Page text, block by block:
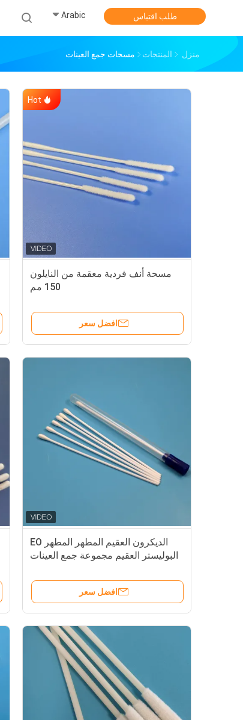
Arabic طلب اقتباس
منزل المنتجات مسحات جمع العينات
Hot
مسحة أنف فردية معقمة من النايلون
150 مم
افضل سعر
الديكرون العقيم المطهر المطهر EO
البوليستر العقيم مجموعة جمع العينات
افضل سعر